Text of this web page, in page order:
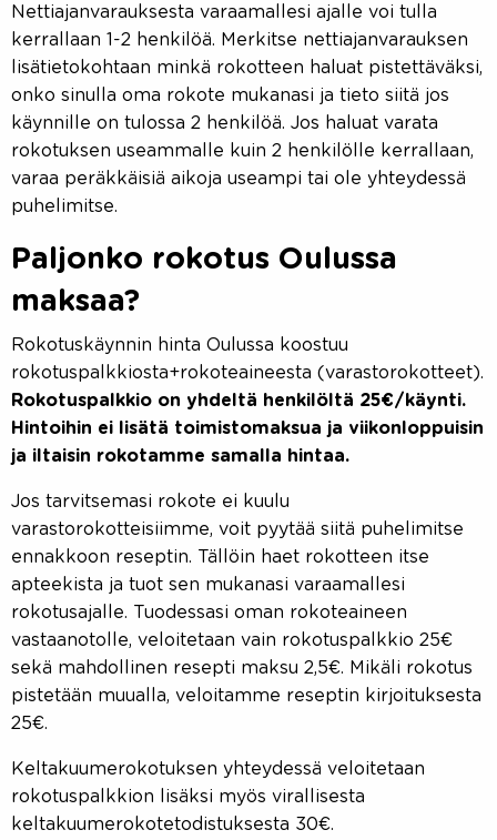
Nettiajanvarauksesta varaamallesi ajalle voi tulla
kerrallaan 1-2 henkilöä. Merkitse nettiajanvarauksen
lisätietokohtaan minkä rokotteen haluat pistettäväksi,
onko sinulla oma rokote mukanasi ja tieto siitä jos
käynnille on tulossa 2 henkilöä. Jos haluat varata
rokotuksen useammalle kuin 2 henkilölle kerrallaan,
varaa peräkkäisiä aikoja useampi tai ole yhteydessä
puhelimitse.
Paljonko rokotus Oulussa
maksaa?
Rokotuskäynnin hinta Oulussa koostuu
rokotuspalkkiosta+rokoteaineesta (varastorokotteet).
Rokotuspalkkio on yhdeltä henkilöltä 25€/käynti.
Hintoihin ei lisätä toimistomaksua ja viikonloppuisin
ja iltaisin rokotamme samalla hintaa.
Jos tarvitsemasi rokote ei kuulu
varastorokotteisiimme, voit pyytää siitä puhelimitse
ennakkoon reseptin. Tällöin haet rokotteen itse
apteekista ja tuot sen mukanasi varaamallesi
rokotusajalle. Tuodessasi oman rokoteaineen
vastaanotolle, veloitetaan vain rokotuspalkkio 25€
sekä mahdollinen resepti maksu 2,5€. Mikäli rokotus
pistetään muualla, veloitamme reseptin kirjoituksesta
25€.
Keltakuumerokotuksen yhteydessä veloitetaan
rokotuspalkkion lisäksi myös virallisesta
keltakuumerokotetodistuksesta 30€.